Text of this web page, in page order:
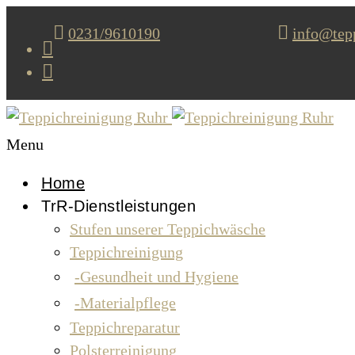
0231/9610190
Menu
Home
TrR-Dienstleistungen
Stufen unserer Teppichwäsche
Teppichreinigung
Gesundheit und Hygiene
Materialpflege
Teppichreparatur
Polsterreinigung